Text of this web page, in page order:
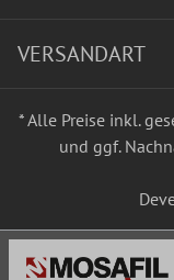
VERSANDART
* Alle Preise inkl.
und ggf.